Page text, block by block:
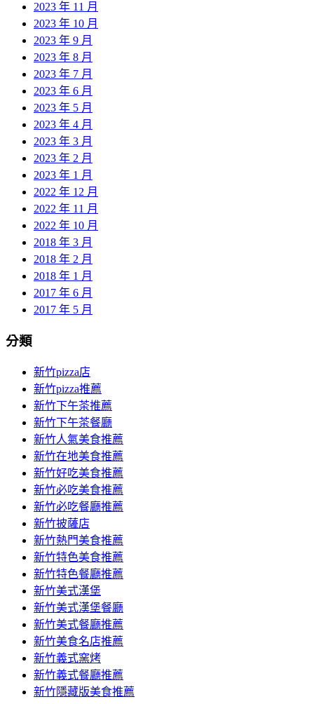
2023 年 11 月
2023 年 10 月
2023 年 9 月
2023 年 8 月
2023 年 7 月
2023 年 6 月
2023 年 5 月
2023 年 4 月
2023 年 3 月
2023 年 2 月
2023 年 1 月
2022 年 12 月
2022 年 11 月
2022 年 10 月
2018 年 3 月
2018 年 2 月
2018 年 1 月
2017 年 6 月
2017 年 5 月
分類
新竹pizza店
新竹pizza推薦
新竹下午茶推薦
新竹下午茶餐廳
新竹人氣美食推薦
新竹在地美食推薦
新竹好吃美食推薦
新竹必吃美食推薦
新竹必吃餐廳推薦
新竹披薩店
新竹熱門美食推薦
新竹特色美食推薦
新竹特色餐廳推薦
新竹美式漢堡
新竹美式漢堡餐廳
新竹美式餐廳推薦
新竹美食名店推薦
新竹義式窯烤
新竹義式餐廳推薦
新竹隱藏版美食推薦